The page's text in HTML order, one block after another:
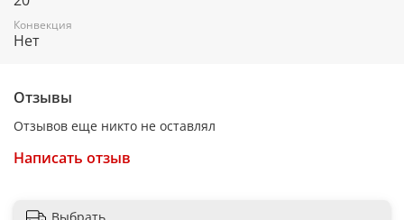
Конвекция
Нет
Отзывы
Отзывов еще никто не оставлял
Написать отзыв